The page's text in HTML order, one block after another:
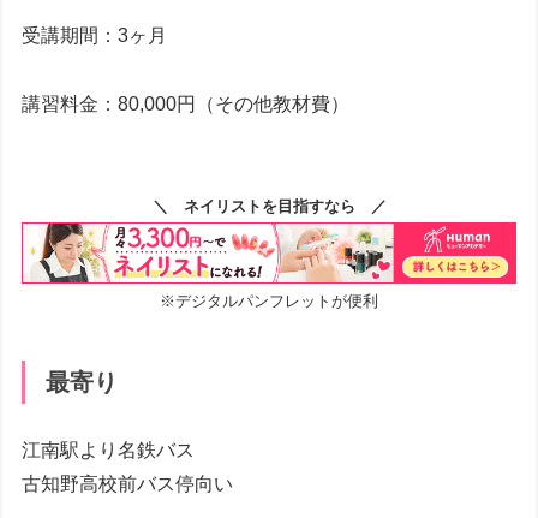
受講期間：3ヶ月
講習料金：80,000円（その他教材費）
＼ ネイリストを目指すなら ／
※デジタルパンフレットが便利
最寄り
江南駅より名鉄バス
古知野高校前バス停向い